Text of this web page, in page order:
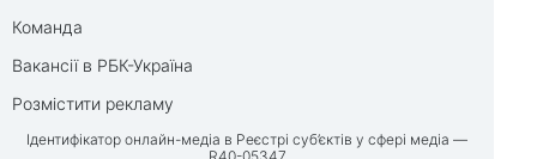
Команда
Вакансії в РБК-Україна
Розмістити рекламу
Ідентифікатор онлайн-медіа в Реєстрі суб’єктів у сфері медіа —